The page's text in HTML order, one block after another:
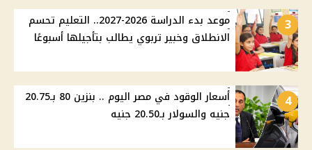
3
موعد بدء الدراسة 2026-2027.. التعليم تحسم
الانطلاق وخبير تربوي يطالب بتأجيلها أسبوعًا
4
أسعار الوقود في مصر اليوم .. بنزين 80 بـ20.75
جنيه والسولار بـ20.50 جنيه